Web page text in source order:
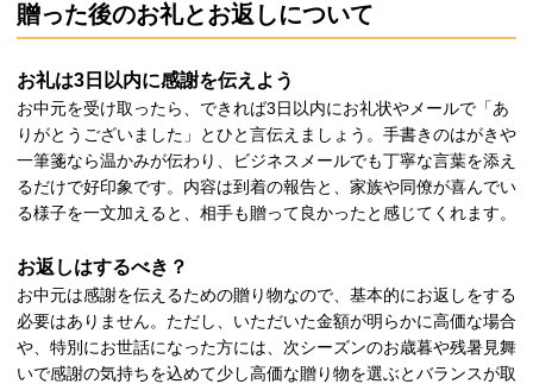
贈った後のお礼とお返しについて
お礼は3日以内に感謝を伝えよう
お中元を受け取ったら、できれば3日以内にお礼状やメールで「あ
りがとうございました」とひと言伝えましょう。手書きのはがきや
一筆箋なら温かみが伝わり、ビジネスメールでも丁寧な言葉を添え
るだけで好印象です。内容は到着の報告と、家族や同僚が喜んでい
る様子を一文加えると、相手も贈って良かったと感じてくれます。
お返しはするべき？
お中元は感謝を伝えるための贈り物なので、基本的にお返しをする
必要はありません。ただし、いただいた金額が明らかに高価な場合
や、特別にお世話になった方には、次シーズンのお歳暮や残暑見舞
いで感謝の気持ちを込めて少し高価な贈り物を選ぶとバランスが取